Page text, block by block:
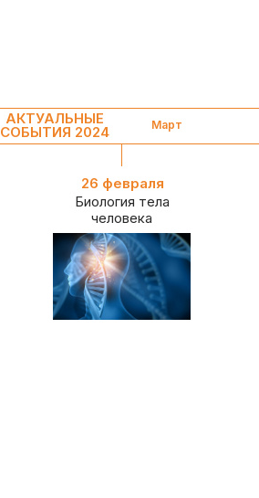
АКТУАЛЬНЫЕ
СОБЫТИЯ 2024 Март
26 февраля
Биология тела
человека